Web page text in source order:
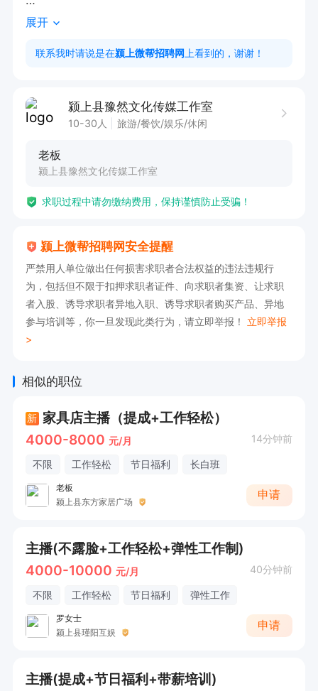
上班时间： 6小时
展开
联系我时请说是在颍上微帮招聘网 上看到的，谢谢！
颍上县豫然文化传媒工作室
10-30人 旅游/餐饮/娱乐/休闲
老板
颍上县豫然文化传媒工作室
求职过程中请勿缴纳费用，保持谨慎防止受骗！
颍上微帮招聘网安全提醒
严禁用人单位做出任何损害求职者合法权益的违法违规行
为，包括但不限于扣押求职者证件、向求职者集资、让求职
者入股、诱导求职者异地入职、诱导求职者购买产品、异地
参与培训等，你一旦发现此类行为，请立即举报！ 立即举报
>
相似的职位
新 家具店主播（提成+工作轻松）
4000-8000 元/月 14分钟前
不限 工作轻松 节日福利 长白班
老板
颍上县东方家居广场
申请
主播(不露脸+工作轻松+弹性工作制)
4000-10000 元/月 40分钟前
不限 工作轻松 节日福利 弹性工作
罗女士
颍上县瑾阳互娱
申请
主播(提成+节日福利+带薪培训)